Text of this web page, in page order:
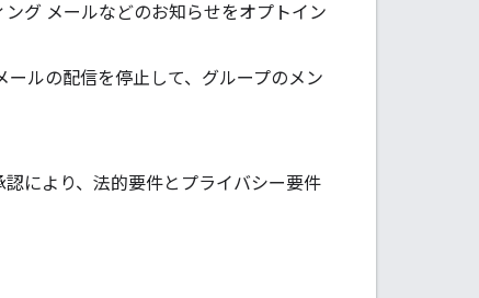
グ メールなどのお知らせをオプトイン
ルの配信を停止して、グループのメン
認により、法的要件とプライバシー要件